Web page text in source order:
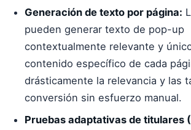
Generación de texto por página:
pueden generar texto de pop-up
contextualmente relevante y
contenido específico de cada
drásticamente la relevancia y las
conversión sin esfuerzo manual.
Pruebas adaptativas de titulares